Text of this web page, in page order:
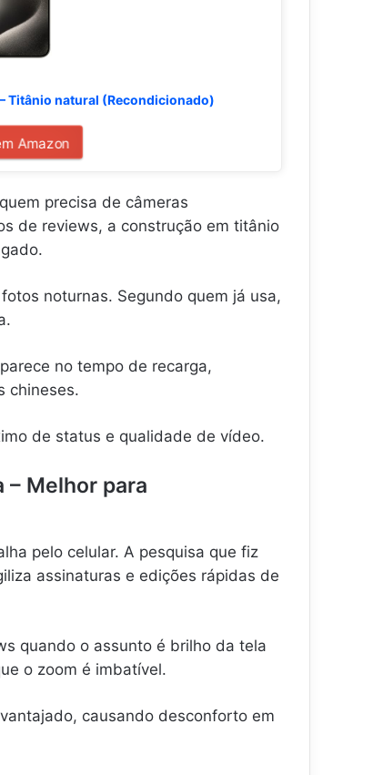
Titânio natural (Recondicionado)
Amazon
precisa de câmeras
de reviews, a construção em titânio
noturnas. Segundo quem já usa,
no tempo de recarga,
chineses.
de status e qualidade de vídeo.
– Melhor para
pelo celular. A pesquisa que fiz
assinaturas e edições rápidas de
quando o assunto é brilho da tela
o zoom é imbatível.
causando desconforto em